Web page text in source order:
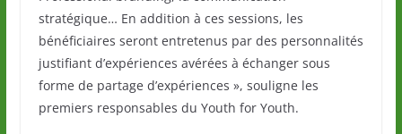
stratégique… En addition à ces sessions, les
bénéficiaires seront entretenus par des personnalités
justifiant d’expériences avérées à échanger sous
forme de partage d’expériences », souligne les
premiers responsables du Youth for Youth.